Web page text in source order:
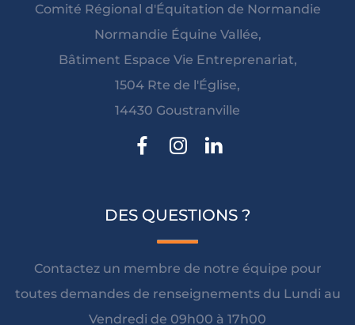
Comité Régional d'Équitation de Normandie
Normandie Équine Vallée,
Bâtiment Espace Vie Entreprenariat,
1504 Rte de l'Église,
14430 Goustranville
DES QUESTIONS ?
Contactez un membre de notre équipe pour
toutes demandes de renseignements du Lundi au
Vendredi de 09h00 à 17h00